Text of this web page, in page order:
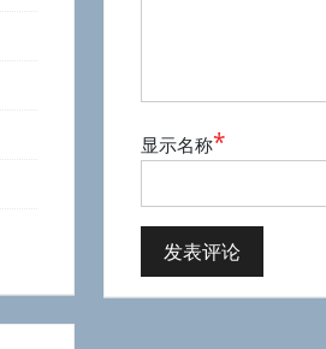
显示名称*